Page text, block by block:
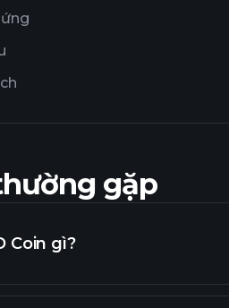
gặp
Coin gì?